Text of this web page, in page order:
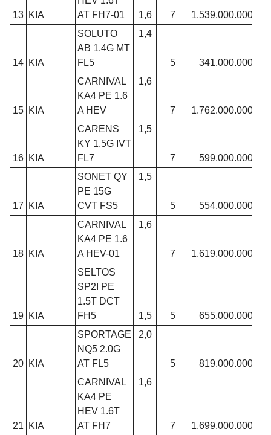
13 KIA
AT FH7-01
1,6 7 1.539.000.000
14 KIA
SOLUTO
AB 1.4G MT
FL5
1,4
5 341.000.000
15 KIA
CARNIVAL
KA4 PE 1.6
A HEV
1,6
7 1.762.000.000
16 KIA
CARENS
KY 1.5G IVT
FL7
1,5
7 599.000.000
17 KIA
SONET QY
PE 15G
CVT FS5
1,5
5 554.000.000
18 KIA
CARNIVAL
KA4 PE 1.6
A HEV-01
1,6
7 1.619.000.000
19 KIA
SELTOS
SP2I PE
1.5T DCT
FH5
1,5 5 655.000.000
20 KIA
SPORTAGE
NQ5 2.0G
AT FL5
2,0
5 819.000.000
21 KIA
CARNIVAL
KA4 PE
HEV 1.6T
AT FH7
1,6
7 1.699.000.000